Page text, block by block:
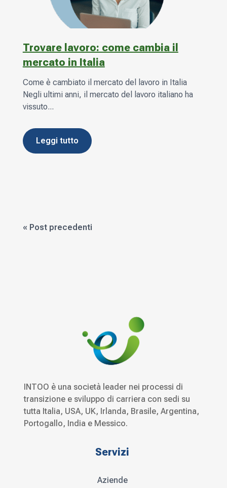
Trovare lavoro: come cambia il
mercato in Italia
Come è cambiato il mercato del lavoro in Italia
Negli ultimi anni, il mercato del lavoro italiano ha
vissuto...
leggi tutto
« Post precedenti
INTOO è una società leader nei processi di
transizione e sviluppo di carriera con sedi su
tutta Italia, USA, UK, Irlanda, Brasile, Argentina,
Portogallo, India e Messico.
Servizi
Aziende